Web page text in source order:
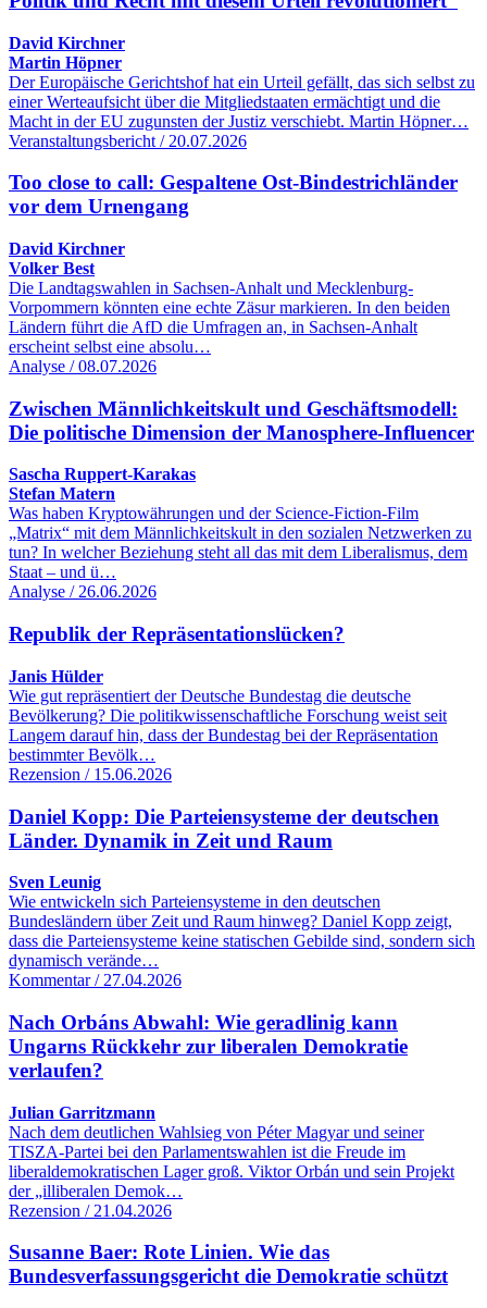
David Kirchner
Martin Höpner
Der Europäische Gerichtshof hat ein Urteil gefällt, das sich selbst zu
einer Werteaufsicht über die Mitgliedstaaten ermächtigt und die
Macht in der EU zugunsten der Justiz verschiebt. Martin Höpner…
Veranstaltungsbericht / 20.07.2026
Too close to call: Gespaltene Ost-Bindestrichländer
vor dem Urnengang
David Kirchner
Volker Best
Die Landtagswahlen in Sachsen-Anhalt und Mecklenburg-
Vorpommern könnten eine echte Zäsur markieren. In den beiden
Ländern führt die AfD die Umfragen an, in Sachsen-Anhalt
erscheint selbst eine absolu…
Analyse / 08.07.2026
Zwischen Männlichkeitskult und Geschäftsmodell:
Die politische Dimension der Manosphere-Influencer
Sascha Ruppert-Karakas
Stefan Matern
Was haben Kryptowährungen und der Science-Fiction-Film
„Matrix“ mit dem Männlichkeitskult in den sozialen Netzwerken zu
tun? In welcher Beziehung steht all das mit dem Liberalismus, dem
Staat – und ü…
Analyse / 26.06.2026
Republik der Repräsentationslücken?
Janis Hülder
Wie gut repräsentiert der Deutsche Bundestag die deutsche
Bevölkerung? Die politikwissenschaftliche Forschung weist seit
Langem darauf hin, dass der Bundestag bei der Repräsentation
bestimmter Bevölk…
Rezension / 15.06.2026
Daniel Kopp: Die Parteiensysteme der deutschen
Länder. Dynamik in Zeit und Raum
Sven Leunig
Wie entwickeln sich Parteiensysteme in den deutschen
Bundesländern über Zeit und Raum hinweg? Daniel Kopp zeigt,
dass die Parteiensysteme keine statischen Gebilde sind, sondern sich
dynamisch verände…
Kommentar / 27.04.2026
Nach Orbáns Abwahl: Wie geradlinig kann
Ungarns Rückkehr zur liberalen Demokratie
verlaufen?
Julian Garritzmann
Nach dem deutlichen Wahlsieg von Péter Magyar und seiner
TISZA-Partei bei den Parlamentswahlen ist die Freude im
liberaldemokratischen Lager groß. Viktor Orbán und sein Projekt
der „illiberalen Demok…
Rezension / 21.04.2026
Susanne Baer: Rote Linien. Wie das
Bundesverfassungsgericht die Demokratie schützt